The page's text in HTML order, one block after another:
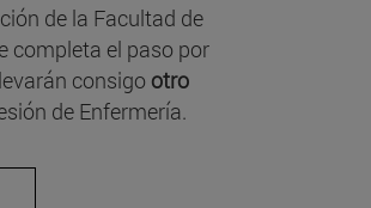
de la Facultad de
completa el paso por
consigo otro
de Enfermería.